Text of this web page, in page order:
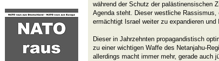
während der Schutz der palästinensischen
Agenda steht. Dieser westliche Rassismus,
ermächtigt Israel weiter zu expandieren und
Dieser in Jahrzehnten propagandistisch
zu einer wichtigen Waffe des Netanjahu-
allerdings macht immer mehr, gerade auch